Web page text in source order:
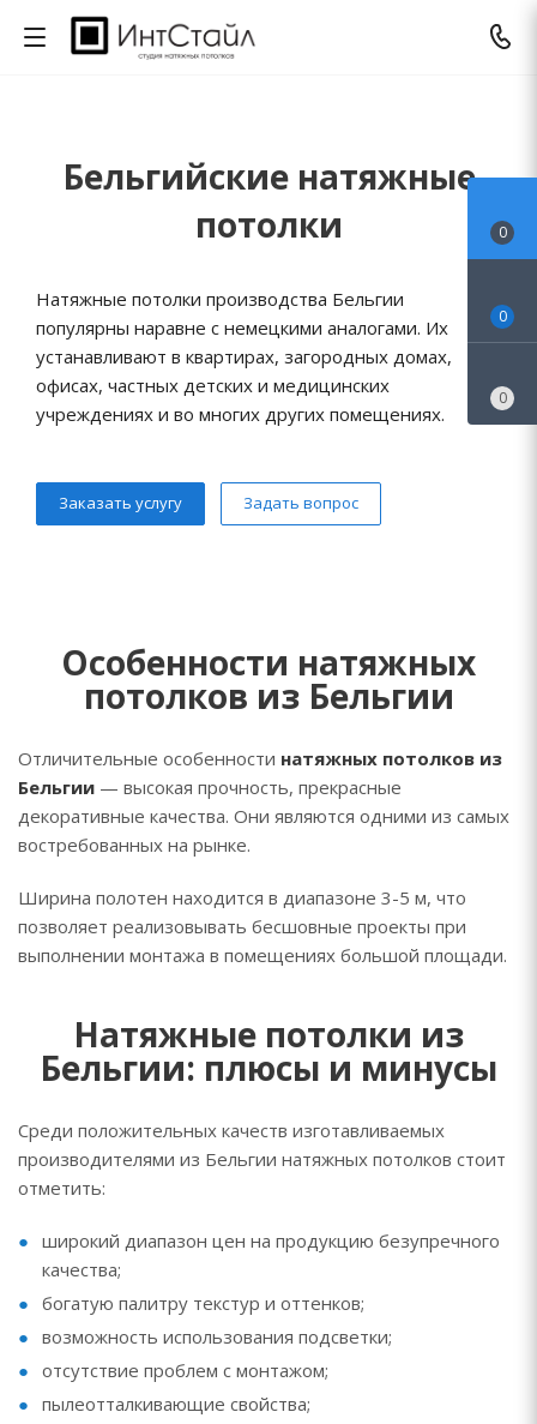
Бельгийские натяжные
потолки
Натяжные потолки производства Бельгии
популярны наравне с немецкими аналогами. Их
устанавливают в квартирах, загородных домах,
офисах, частных детских и медицинских
учреждениях и во многих других помещениях.
Заказать услугу Задать вопрос
Особенности натяжных
потолков из Бельгии
Отличительные особенности натяжных потолков из
Бельгии — высокая прочность, прекрасные
декоративные качества. Они являются одними из самых
востребованных на рынке.
Ширина полотен находится в диапазоне 3-5 м, что
позволяет реализовывать бесшовные проекты при
выполнении монтажа в помещениях большой площади.
Натяжные потолки из
Бельгии: плюсы и минусы
Среди положительных качеств изготавливаемых
производителями из Бельгии натяжных потолков стоит
отметить:
широкий диапазон цен на продукцию безупречного
качества;
богатую палитру текстур и оттенков;
возможность использования подсветки;
отсутствие проблем с монтажом;
пылеотталкивающие свойства;
0
0
0